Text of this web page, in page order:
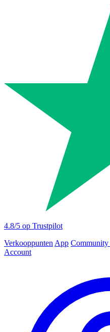
4.8/5 op Trustpilot
Verkooppunten App Community
Account